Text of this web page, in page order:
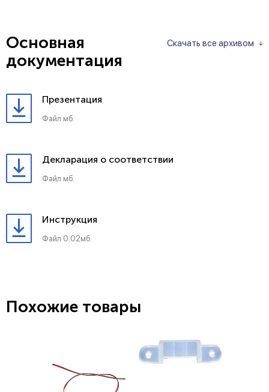
Скачать все архивом
Основная
документация
Презентация
Файл мб.
Декларация о соответствии
Файл мб.
Инструкция
Файл 0.02мб.
Похожие товары